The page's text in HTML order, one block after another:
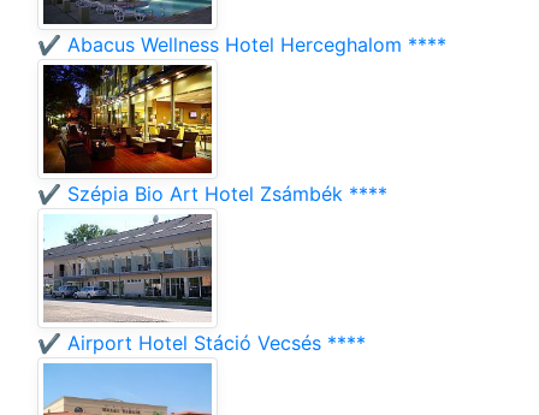
✔️ Abacus Wellness Hotel Herceghalom ****
✔️ Szépia Bio Art Hotel Zsámbék ****
✔️ Airport Hotel Stáció Vecsés ****